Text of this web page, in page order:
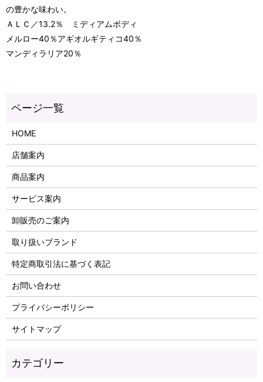
の豊かな味わい。
ＡＬＣ／13.2％ ミディアムボディ
メルロー40％アギオルギティコ40％
マンディラリア20％
HOME
店舗案内
商品案内
サービス案内
卸販売のご案内
取り扱いブランド
特定商取引法に基づく表記
お問い合わせ
プライバシーポリシー
サイトマップ